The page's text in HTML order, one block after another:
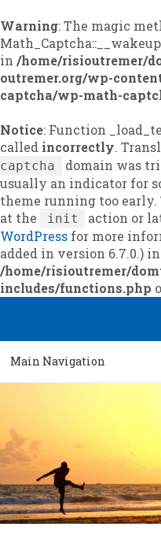
Warning: The magic
in /home/risioutremer/
outremer.org/wp-
captcha/wp-math-
Notice: Function
called incorrectly.
captcha
domain was
usually an indicator for
theme running too early.
at the
init action or
WordPress for more
added in version 6.7.0.) in
/home/risioutremer/
includes/functions.php
navigation
content
Main Navigation